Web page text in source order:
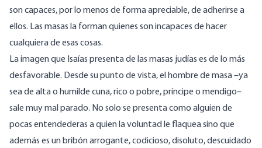
son capaces, por lo menos de forma apreciable, de adherirse a
ellos. Las masas la forman quienes son incapaces de hacer
cualquiera de esas cosas.
La imagen que Isaías presenta de las masas judías es de lo más
desfavorable. Desde su punto de vista, el hombre de masa –ya
sea de alta o humilde cuna, rico o pobre, príncipe o mendigo–
sale muy mal parado. No solo se presenta como alguien de
pocas entendederas a quien la voluntad le flaquea sino que
además es un bribón arrogante, codicioso, disoluto, descuidado